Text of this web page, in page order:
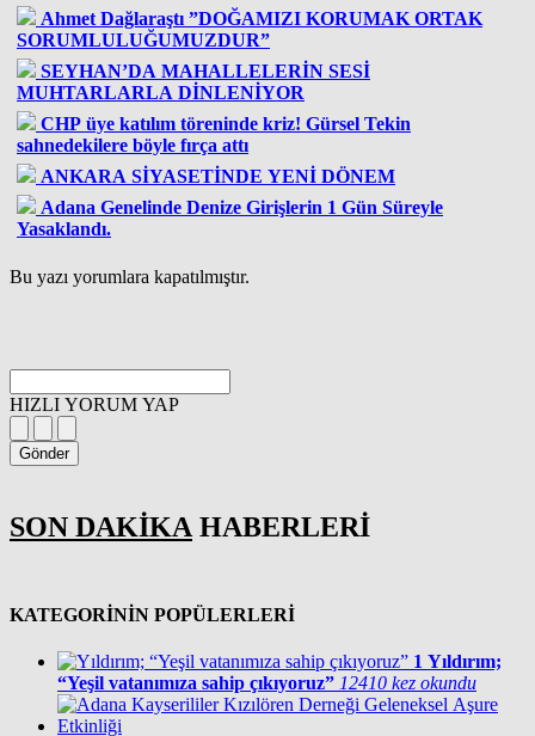
Ahmet Dağlaraştı ”DOĞAMIZI KORUMAK ORTAK
SORUMLULUĞUMUZDUR”
SEYHAN’DA MAHALLELERİN SESİ
MUHTARLARLA DİNLENİYOR
CHP üye katılım töreninde kriz! Gürsel Tekin
sahnedekilere böyle fırça attı
ANKARA SİYASETİNDE YENİ DÖNEM
Adana Genelinde Denize Girişlerin 1 Gün Süreyle
Yasaklandı.
Bu yazı yorumlara kapatılmıştır.
HIZLI YORUM YAP
Gönder
SON DAKİKA HABERLERİ
KATEGORİNİN POPÜLERLERİ
1 Yıldırım;
“Yeşil vatanımıza sahip çıkıyoruz” 12410 kez okundu